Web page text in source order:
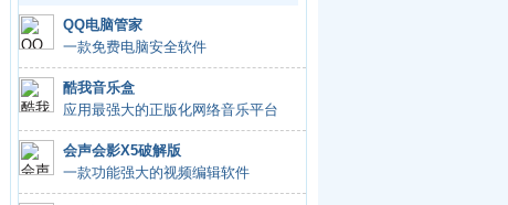
QQ电脑管家
一款免费电脑安全软件
酷我音乐盒
应用最强大的正版化网络音乐平台
会声会影X5破解版
一款功能强大的视频编辑软件